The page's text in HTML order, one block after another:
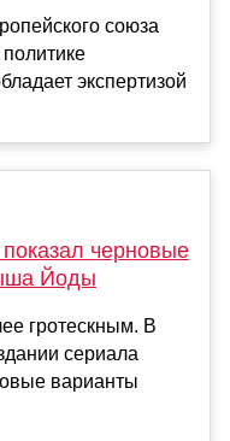
союза
экспертизой
черновые
Йоды
гротескным. В
сериала
варианты